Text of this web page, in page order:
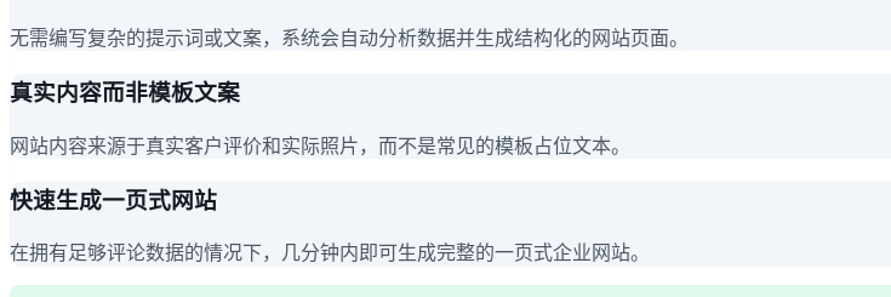
无需编写复杂的提示词或文案，系统会自动分析数据并生成结构化的网站页面。
真实内容而非模板文案
网站内容来源于真实客户评价和实际照片，而不是常见的模板占位文本。
快速生成一页式网站
在拥有足够评论数据的情况下，几分钟内即可生成完整的一页式企业网站。